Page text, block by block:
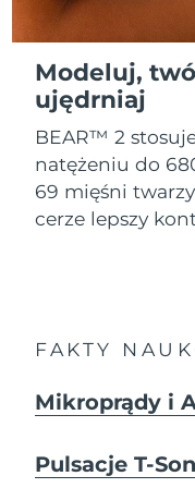
Modeluj,
ujędrniaj
BEAR™ 2
natężeniu do
69 mięśni
cerze lepszy
FAKTY
Mikroprądy i
Pulsacje T-
All
Serum
For
18%
Kupuj
Gibraltar
Grecja
SRA Hongkong
(Chiny)
Węgry
Indonezja
Irlandia
Wyspa Man